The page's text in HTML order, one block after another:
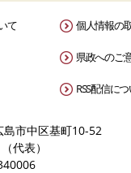
て 個人情報の
県政へのご
RSS配信に
市中区基町10-52
代表）